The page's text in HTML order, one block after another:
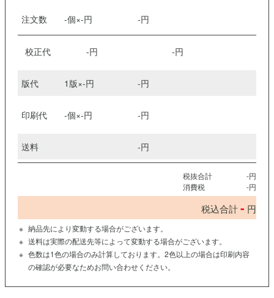
注文数 -個×-円 -円
校正代 -円 -円
版代 1版×-円 -円
印刷代 -個×-円 -円
送料 -円
税抜合計 -円
消費税
-円
税込合計- 円
納品先により変動する場合がございます。
送料は実際の配送先等によって変動する場合がございます。
色数は1色の場合のみ計算しております。2色以上の場合は印刷内容
の確認が必要なためお問い合わせください。